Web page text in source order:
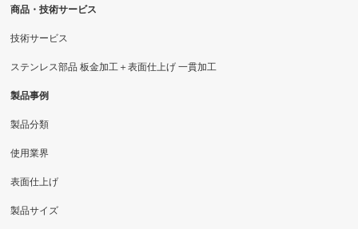
商品・技術サービス
技術サービス
ステンレス部品 板金加工＋表面仕上げ 一貫加工
製品事例
製品分類
使用業界
表面仕上げ
製品サイズ